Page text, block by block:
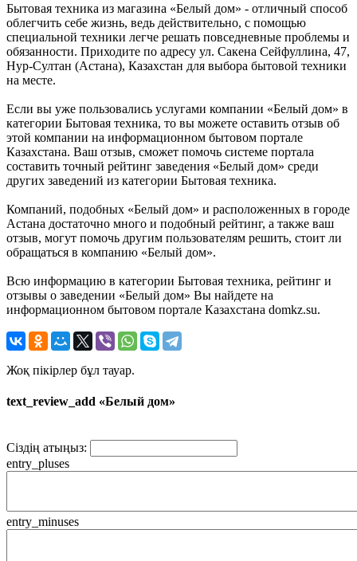
Бытовая техника из магазина «Белый дом» - отличный способ
облегчить себе жизнь, ведь действительно, с помощью
специальной техники легче решать повседневные проблемы и
обязанности. Приходите по адресу ул. Сакена Сейфуллина, 47,
Нур-Султан (Астана), Казахстан для выбора бытовой техники
на месте.
Если вы уже пользовались услугами компании «Белый дом» в
категории Бытовая техника, то вы можете оставить отзыв об
этой компании на информационном бытовом портале
Казахстана. Ваш отзыв, сможет помочь системе портала
составить точный рейтинг заведения «Белый дом» среди
других заведений из категории Бытовая техника.
Компаний, подобных «Белый дом» и расположенных в городе
Астана достаточно много и подобный рейтинг, а также ваш
отзыв, могут помочь другим пользователям решить, стоит ли
обращаться в компанию «Белый дом».
Всю информацию в категории Бытовая техника, рейтинг и
отзывы о заведении «Белый дом» Вы найдете на
информационном бытовом портале Казахстана domkz.su.
Жоқ пікірлер бұл тауар.
text_review_add «Белый дом»
Сіздің атыңыз:
entry_pluses
entry_minuses